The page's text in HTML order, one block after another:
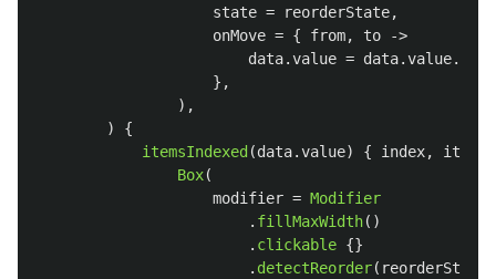
state = reorderState,
onMove = { from, to
->
data.value = data.value.
},
),
)
{
itemsIndexed (data.value) { index, item
Box(
modifier = Modifier
. fillMaxWidth()
. clickable {}
. detectReorder( reorderState